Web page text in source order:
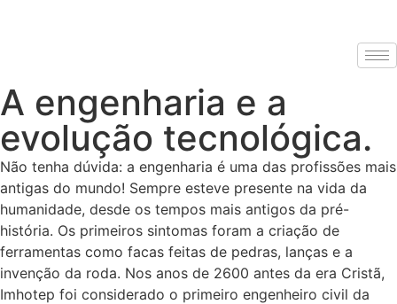
A engenharia e a
evolução tecnológica.
Não tenha dúvida: a engenharia é uma das profissões mais
antigas do mundo! Sempre esteve presente na vida da
humanidade, desde os tempos mais antigos da pré-
história. Os primeiros sintomas foram a criação de
ferramentas como facas feitas de pedras, lanças e a
invenção da roda. Nos anos de 2600 antes da era Cristã,
Imhotep foi considerado o primeiro engenheiro civil da